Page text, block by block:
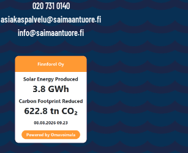
020 731 0140
asiakaspalvelu@saimaantuore.fi
info@saimaantuore.fi